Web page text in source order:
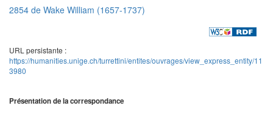
2854 de Wake William (1657-1737)
URL persistante :
https://humanities.unige.ch/turrettini/entites/ouvrages/view_express_entity/11
3980
Présentation de la correspondance